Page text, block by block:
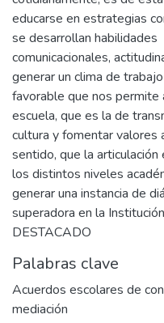
educarse en estrategias
se desarrollan habilidades
comunicacionales,
generar un clima de
favorable que nos permite
escuela, que es la de
cultura y fomentar valores
sentido, que la articulación
los distintos niveles
generar una instancia de
superadora en la
DESTACADO
Palabras clave
Acuerdos escolares de
mediación